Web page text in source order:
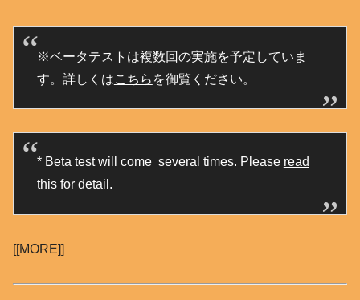
※ベータテストは複数回の実施を予定していま
す。詳しくはこちら を御覧ください。
* Beta test will come several times. Please read
this for detail.
[[MORE]]